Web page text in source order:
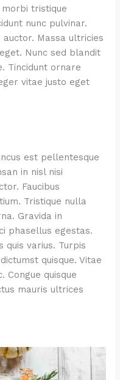
tristique
nunc pulvinar.
Massa ultricies
Nunc sed blandit
Tincidunt ornare
vitae justo eget
est pellentesque
in nisl nisi
Faucibus
Tristique nulla
Gravida in
phasellus egestas.
quis varius. Turpis
quisque. Vitae
Congue quisque
mauris ultrices